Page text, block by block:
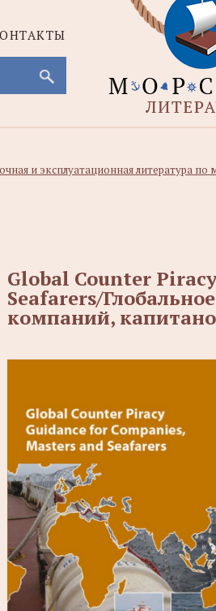
и эксплуатационная литература
Global Counter
Seafarers/
компаний,